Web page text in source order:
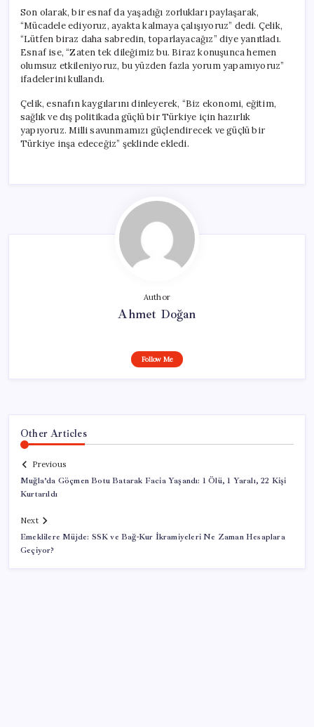
Son olarak, bir esnaf da yaşadığı zorlukları paylaşarak,
“Mücadele ediyoruz, ayakta kalmaya çalışıyoruz” dedi. Çelik,
“Lütfen biraz daha sabredin, toparlayacağız” diye yanıtladı.
Esnaf ise, “Zaten tek dileğimiz bu. Biraz konuşunca hemen
olumsuz etkileniyoruz, bu yüzden fazla yorum yapamıyoruz”
ifadelerini kullandı.
Çelik, esnafın kaygılarını dinleyerek, “Biz ekonomi, eğitim,
sağlık ve dış politikada güçlü bir Türkiye için hazırlık
yapıyoruz. Milli savunmamızı güçlendirecek ve güçlü bir
Türkiye inşa edeceğiz” şeklinde ekledi.
Author
Ahmet Doğan
Follow Me
Other Articles
Previous
Muğla’da Göçmen Botu Batarak Facia Yaşandı: 1 Ölü, 1 Yaralı, 22 Kişi
Kurtarıldı
Next
Emeklilere Müjde: SSK ve Bağ-Kur İkramiyeleri Ne Zaman Hesaplara
Geçiyor?